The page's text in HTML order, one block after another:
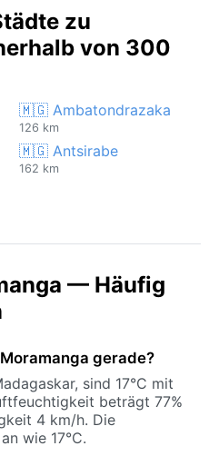
zu
von 300
🇲🇬 Ambatondrazaka
126 km
🇲🇬 Antsirabe
162 km
— Häufig
gerade?
sind 17°C mit
beträgt 77%
4 km/h. Die
wie 17°C.